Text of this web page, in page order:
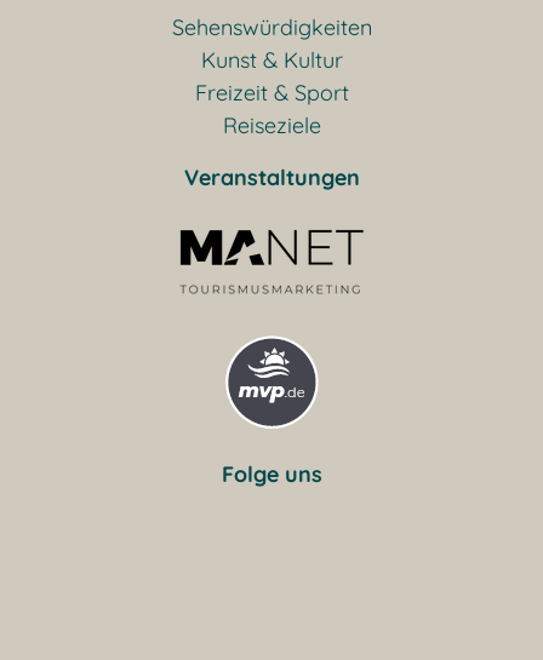
Sehenswürdigkeiten
Kunst & Kultur
Freizeit & Sport
Reiseziele
Veranstaltungen
Folge uns